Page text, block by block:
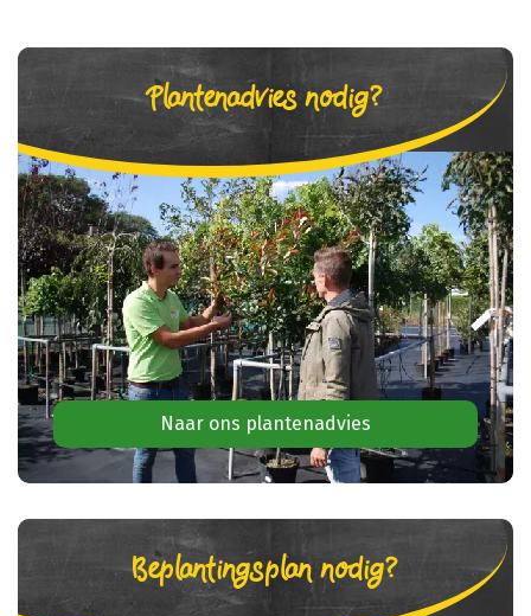
Plantenadvies nodig?
Naar ons plantenadvies
Beplantingsplan nodig?